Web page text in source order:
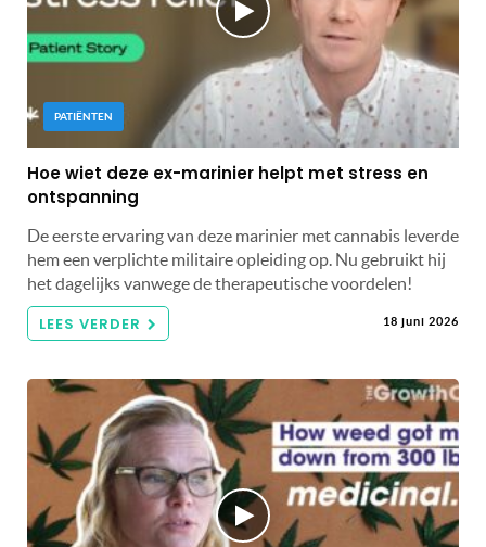
PATIËNTEN
Hoe wiet deze ex-marinier helpt met stress en
ontspanning
De eerste ervaring van deze marinier met cannabis leverde
hem een ​​verplichte militaire opleiding op. Nu gebruikt hij
het dagelijks vanwege de therapeutische voordelen!
LEES VERDER 18 juni 2026